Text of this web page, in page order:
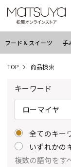
フード＆スイーツ 手
TOP 商品検索
キーワード
全てのキー
いずれかの
複数の語句をす